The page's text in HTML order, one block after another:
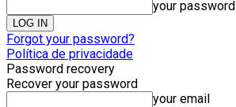
your password
Forgot your password?
Política de privacidade
Password recovery
Recover your password
your email